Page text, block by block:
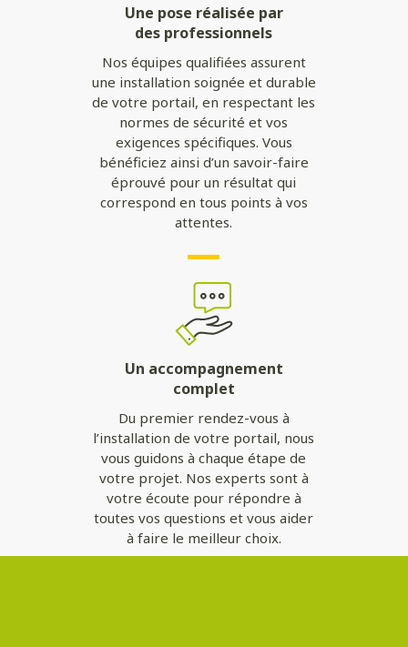
Une pose réalisée par
des professionnels
Nos équipes qualifiées assurent
une installation soignée et durable
de votre portail, en respectant les
normes de sécurité et vos
exigences spécifiques. Vous
bénéficiez ainsi d’un savoir-faire
éprouvé pour un résultat qui
correspond en tous points à vos
attentes.
Un accompagnement
complet
Du premier rendez-vous à
l’installation de votre portail, nous
vous guidons à chaque étape de
votre projet. Nos experts sont à
votre écoute pour répondre à
toutes vos questions et vous aider
à faire le meilleur choix.